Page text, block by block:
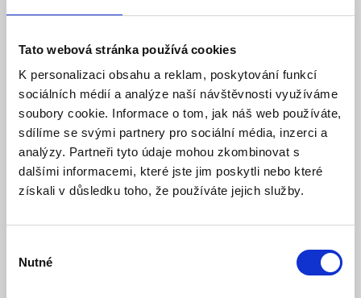
Tato webová stránka používá cookies
K personalizaci obsahu a reklam, poskytování funkcí
sociálních médií a analýze naší návštěvnosti využíváme
soubory cookie. Informace o tom, jak náš web používáte,
sdílíme se svými partnery pro sociální média, inzerci a
analýzy. Partneři tyto údaje mohou zkombinovat s
dalšími informacemi, které jste jim poskytli nebo které
získali v důsledku toho, že používáte jejich služby.
souhlasu
Nutné
4320Lm, černé
Dostupnost:
779 Kč